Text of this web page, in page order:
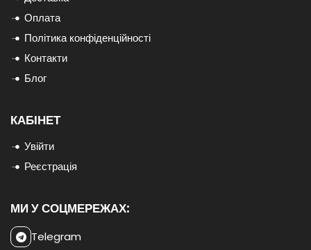
Оплата
Політика конфіденційності
Контакти
Блог
КАБІНЕТ
Увійти
Реєстрація
МИ У СОЦМЕРЕЖАХ:
Telegram